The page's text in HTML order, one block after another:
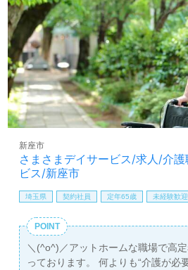
さまさまデイサービス/求人/介
ビス/新座市
新座市
埼玉県 契約社員 定年65歳 未経験歓迎
POINT
＼(^o^)／アットホームな職場で高
っております。 何よりも“介護が必